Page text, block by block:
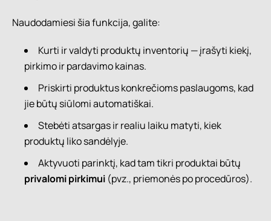
Naudodamiesi šia funkcija, galite:
Kurti ir valdyti produktų inventorių — įrašyti kiekį,
pirkimo ir pardavimo kainas.
Priskirti produktus konkrečioms paslaugoms, kad
jie būtų siūlomi automatiškai.
Stebėti atsargas ir realiu laiku matyti, kiek
produktų liko sandėlyje.
Aktyvuoti parinktį, kad tam tikri produktai būtų
privalomi pirkimui (pvz., priemonės po procedūros).